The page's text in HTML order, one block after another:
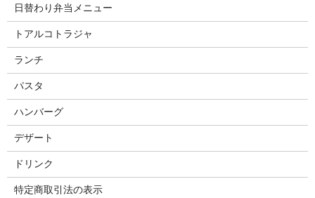
日替わり弁当メニュー
トアルコトラジャ
ランチ
パスタ
ハンバーグ
デザート
ドリンク
特定商取引法の表示